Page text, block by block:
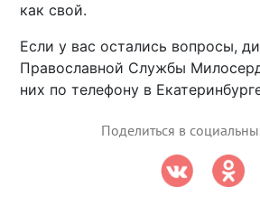
как свой.
Если у вас остались вопросы,
Православной Службы
них по телефону в
Поделиться в